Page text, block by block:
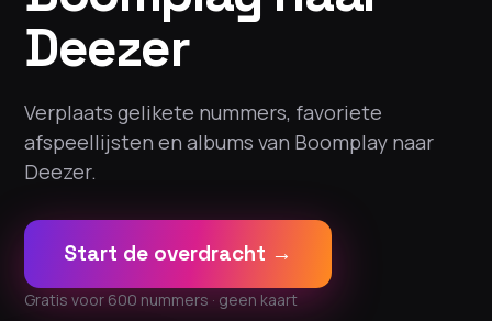
Deezer
Verplaats gelikete nummers, favoriete
afspeellijsten en albums van Boomplay naar
Deezer.
Start de overdracht →
Gratis voor 600 nummers · geen kaart